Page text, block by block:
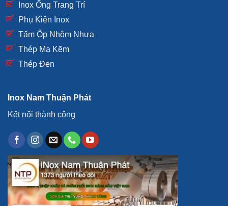
Inox Ống Trang Trí
Phụ Kiện Inox
Tấm Ốp Nhôm Nhựa
Thép Mạ Kẽm
Thép Đen
Inox Nam Thuận Phát
Kết nối thành công